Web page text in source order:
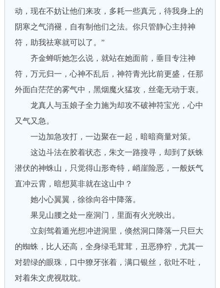
动，现在不妨让他们来攻，多耗一些真元，待我身上的
阴寒之气消褪，自有制他们之法。你只管静心主持神
符，助我祛寒就可以了。”
齐金蝉听她怎么说，就站在她面前，垂目专注神
符，万元归一，心神不乱后，神符青光比前更盛，任那
外面白茫茫的雾气中，黑烟魔火猛攻，丝毫无动于衷。
龙真人与玉娘子全力施为却攻不破神符宝光，心中
又气又急。
一边加急攻打，一边聚在一起，暗暗商量对策。
这边斗法在胶着状态，朱文一路搜寻，却到了妖蛛
潜伏的神蛛山，只觉得山形奇特，峭崖险恶，一般妖气
直冲云霄，暗想莫非就在这山中？
她小心翼翼，徐徐向谷中降落。
果见山腰之处一座洞门，里面有火光映出。
立刻驾着遁光想冲进洞里，倏然洞口降落一只巨大
的蜘蛛，比人还高，全身绿毛茸茸，丑恶狰狞，尤其一
对碧绿的眼珠，口中獠牙张着，满口银丝，欲吐不吐，
对着朱文虎视耽耽。